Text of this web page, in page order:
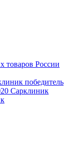
товаров России
победитель
Сарклиник